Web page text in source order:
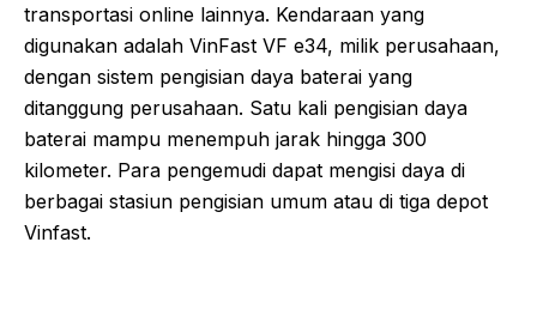
transportasi online lainnya. Kendaraan yang
digunakan adalah VinFast VF e34, milik perusahaan,
dengan sistem pengisian daya baterai yang
ditanggung perusahaan. Satu kali pengisian daya
baterai mampu menempuh jarak hingga 300
kilometer. Para pengemudi dapat mengisi daya di
berbagai stasiun pengisian umum atau di tiga depot
Vinfast.